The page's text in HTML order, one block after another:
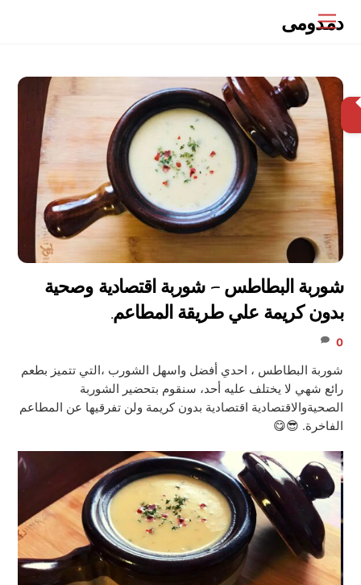
Menu
دمدومى
شوربة البطاطس – شوربة اقتصادية وصحية
بدون كريمة علي طريقة المطاعم.
0
شوربة البطاطس ، احدي أفضل واسهل الشورب ،التي تتميز بطعم
رائع شهي لا يختلف عليه أحد، سنقوم بتحضير الشوربة
الصحيةوالاقتصادية اقتصادية بدون كريمة ولن تفرقيها عن المطاعم
الفاخرة. 😎😋